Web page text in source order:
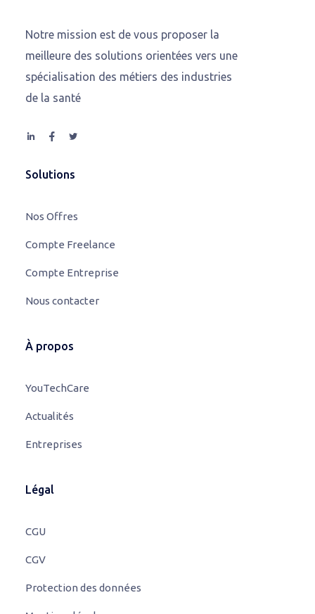
Notre mission est de vous proposer la
meilleure des solutions orientées vers une
spécialisation des métiers des industries
de la santé
Solutions
Nos Offres
Compte Freelance
Compte Entreprise
Nous contacter
À propos
YouTechCare
Actualités
Entreprises
Légal
CGU
CGV
Protection des données